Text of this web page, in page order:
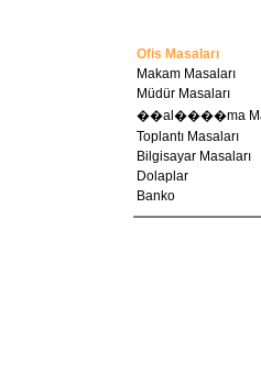
Ofis Masaları
Makam Masaları
Müdür Masaları
��al����ma
Toplantı Masaları
Bilgisayar Masaları
Dolaplar
Banko